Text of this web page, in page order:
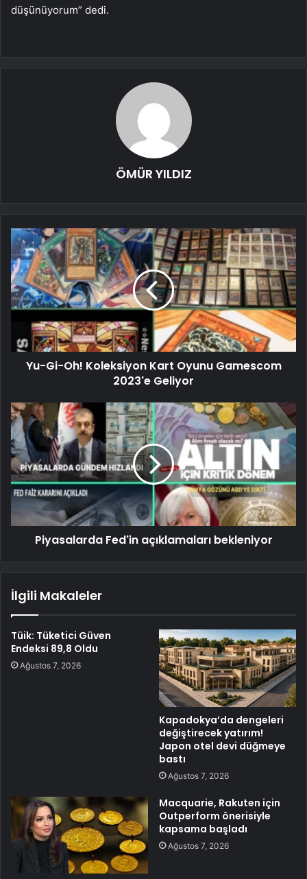
düşünüyorum” dedi.
ÖMÜR YILDIZ
Yu-Gi-Oh! Koleksiyon Kart Oyunu Gamescom
2023'e Geliyor
Piyasalarda Fed'in açıklamaları bekleniyor
İlgili Makaleler
Tüik: Tüketici Güven
Endeksi 89,8 Oldu
Ağustos 7, 2026
Kapadokya’da dengeleri
değiştirecek yatırım!
Japon otel devi düğmeye
bastı
Ağustos 7, 2026
Macquarie, Rakuten için
Outperform önerisiyle
kapsama başladı
Ağustos 7, 2026